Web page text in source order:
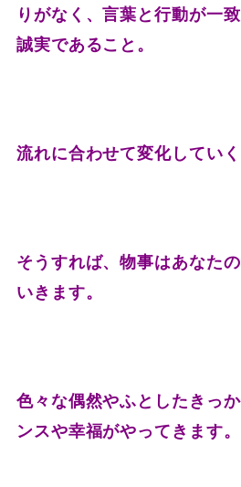
りがなく、言葉と行動が一
誠実であること。
流れに合わせて変化していく
そうすれば、物事はあなた
いきます。
色々な偶然やふとしたきっ
ンスや幸福がやってきます。